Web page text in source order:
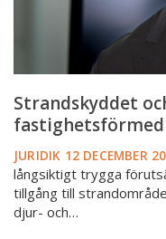
Strandskyddet
JURIDIK 12 DECEMBER
långsiktigt trygga
tillgång till
djur- och…